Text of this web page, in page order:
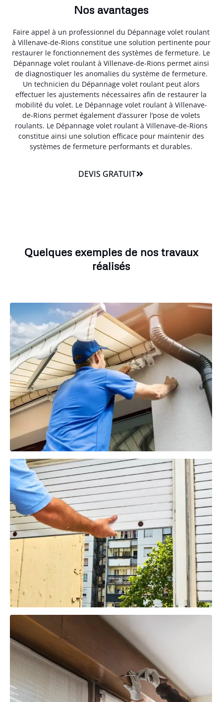
Nos avantages
Faire appel à un professionnel du Dépannage volet roulant
à Villenave-de-Rions constitue une solution pertinente pour
restaurer le fonctionnement des systèmes de fermeture. Le
Dépannage volet roulant à Villenave-de-Rions permet ainsi
de diagnostiquer les anomalies du système de fermeture.
Un technicien du Dépannage volet roulant peut alors
effectuer les ajustements nécessaires afin de restaurer la
mobilité du volet. Le Dépannage volet roulant à Villenave-
de-Rions permet également d’assurer l’pose de volets
roulants. Le Dépannage volet roulant à Villenave-de-Rions
constitue ainsi une solution efficace pour maintenir des
systèmes de fermeture performants et durables.
DEVIS GRATUIT
Quelques exemples de nos travaux
réalisés